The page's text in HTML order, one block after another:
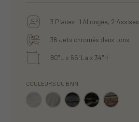
3 Places: 1 Allongée, 2 Assises
36 Jets chromés deux tons
80"L x 66"La x 34"H
COULEURS DU BAIN